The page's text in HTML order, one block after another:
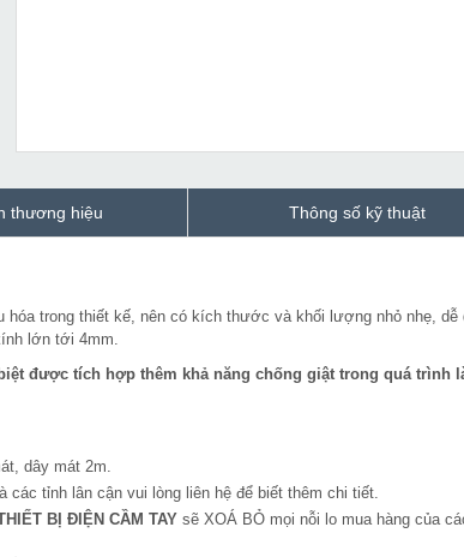
thương hiệu Thông số kỹ thuật
hóa trong thiết kế, nên có kích thước và khối lượng nhỏ nhẹ, dễ
lớn tới 4mm.
được tích hợp thêm khả năng chống giật trong quá trình
dây mát 2m.
các tỉnh lân cận vui lòng liên hệ để biết thêm chi tiết.
BỊ ĐIỆN CẦM TAY sẽ XOÁ BỎ mọi nỗi lo mua hàng của